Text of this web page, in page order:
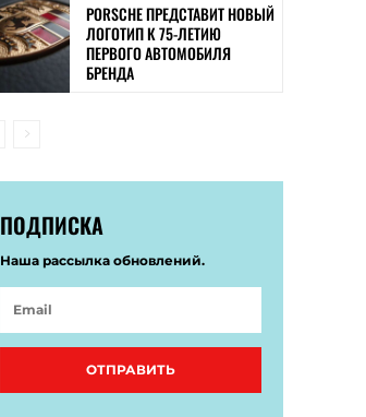
PORSCHE ПРЕДСТАВИТ НОВЫЙ
ЛОГОТИП К 75-ЛЕТИЮ
ПЕРВОГО АВТОМОБИЛЯ
БРЕНДА
ПОДПИСКА
Наша рассылка обновлений.
ОТПРАВИТЬ